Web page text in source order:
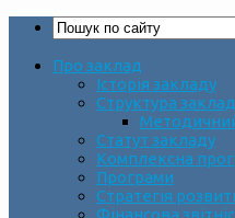
Про заклад
Історія закладу
Структура
Статут закладу
Комплексна
Програми
Стратегія
Фінансова